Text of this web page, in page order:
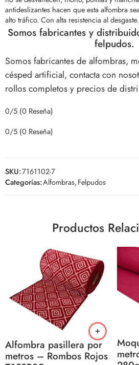
antideslizantes hacen que esta alfombra
alto tráfico. Con alta resistencia al desgaste.
Somos fabricantes y
felpudos.
Somos fabricantes de alfombras,
césped artificial, contacta con
rollos completos y precios de
0/5 (0 Reseña)
0/5 (0 Reseña)
SKU:7161102-7
Categorías:Alfombras,Felpudos
Productos
Alfombra pasillera por
metros – Rombos Rojos